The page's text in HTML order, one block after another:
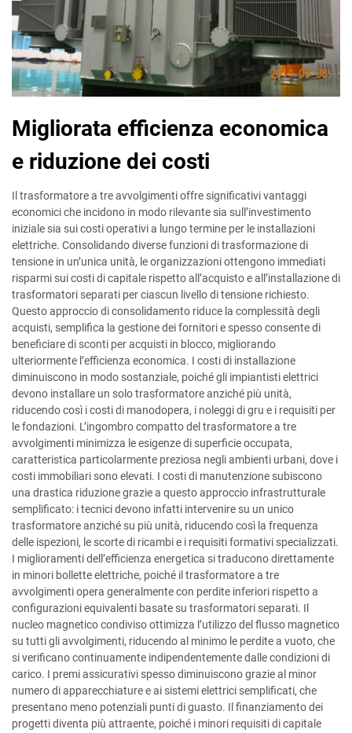
Migliorata efficienza economica
e riduzione dei costi
Il trasformatore a tre avvolgimenti offre significativi vantaggi
economici che incidono in modo rilevante sia sull’investimento
iniziale sia sui costi operativi a lungo termine per le installazioni
elettriche. Consolidando diverse funzioni di trasformazione di
tensione in un’unica unità, le organizzazioni ottengono immediati
risparmi sui costi di capitale rispetto all’acquisto e all’installazione di
trasformatori separati per ciascun livello di tensione richiesto.
Questo approccio di consolidamento riduce la complessità degli
acquisti, semplifica la gestione dei fornitori e spesso consente di
beneficiare di sconti per acquisti in blocco, migliorando
ulteriormente l’efficienza economica. I costi di installazione
diminuiscono in modo sostanziale, poiché gli impiantisti elettrici
devono installare un solo trasformatore anziché più unità,
riducendo così i costi di manodopera, i noleggi di gru e i requisiti per
le fondazioni. L’ingombro compatto del trasformatore a tre
avvolgimenti minimizza le esigenze di superficie occupata,
caratteristica particolarmente preziosa negli ambienti urbani, dove i
costi immobiliari sono elevati. I costi di manutenzione subiscono
una drastica riduzione grazie a questo approccio infrastrutturale
semplificato: i tecnici devono infatti intervenire su un unico
trasformatore anziché su più unità, riducendo così la frequenza
delle ispezioni, le scorte di ricambi e i requisiti formativi specializzati.
I miglioramenti dell’efficienza energetica si traducono direttamente
in minori bollette elettriche, poiché il trasformatore a tre
avvolgimenti opera generalmente con perdite inferiori rispetto a
configurazioni equivalenti basate su trasformatori separati. Il
nucleo magnetico condiviso ottimizza l’utilizzo del flusso magnetico
su tutti gli avvolgimenti, riducendo al minimo le perdite a vuoto, che
si verificano continuamente indipendentemente dalle condizioni di
carico. I premi assicurativi spesso diminuiscono grazie al minor
numero di apparecchiature e ai sistemi elettrici semplificati, che
presentano meno potenziali punti di guasto. Il finanziamento dei
progetti diventa più attraente, poiché i minori requisiti di capitale